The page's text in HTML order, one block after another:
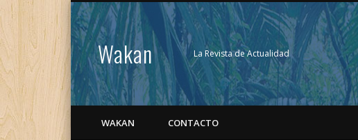
Wakan La Revista de Actualidad
WAKAN CONTACTO